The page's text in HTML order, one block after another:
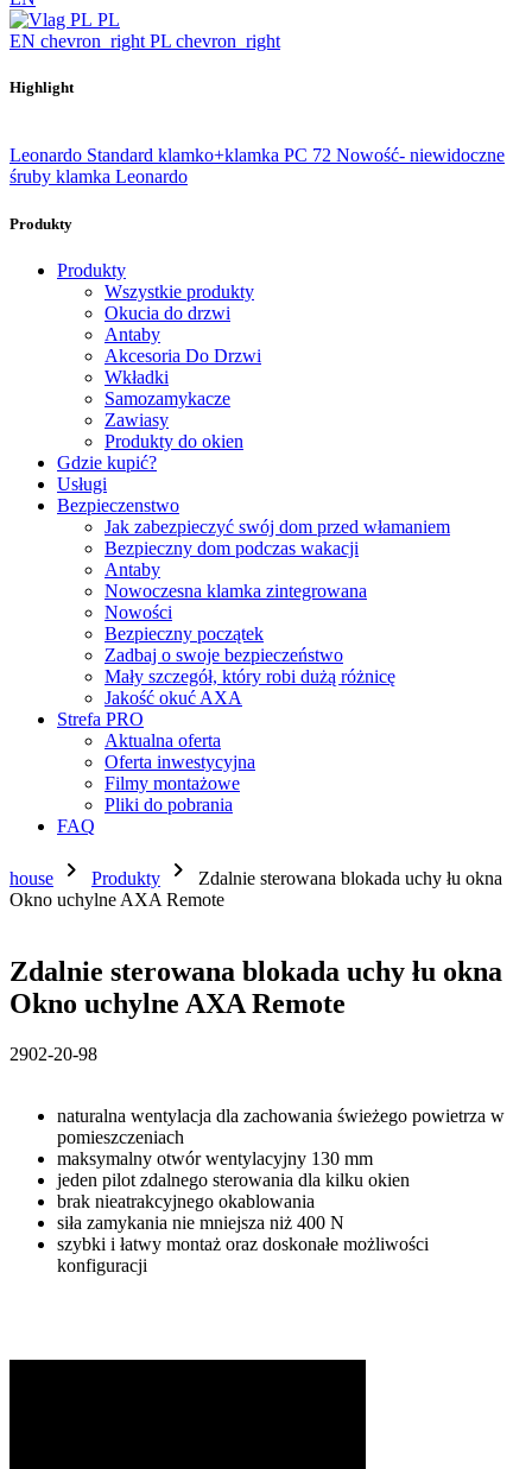
PL
EN chevron_right PL chevron_right
Highlight
Leonardo Standard klamko+klamka PC 72 Nowość- niewidoczne
śruby klamka Leonardo
Produkty
Produkty
Wszystkie produkty
Okucia do drzwi
Antaby
Akcesoria Do Drzwi
Wkładki
Samozamykacze
Zawiasy
Produkty do okien
Gdzie kupić?
Usługi
Bezpieczenstwo
Jak zabezpieczyć swój dom przed włamaniem
Bezpieczny dom podczas wakacji
Antaby
Nowoczesna klamka zintegrowana
Nowości
Bezpieczny początek
Zadbaj o swoje bezpieczeństwo
Mały szczegół, który robi dużą różnicę
Jakość okuć AXA
Strefa PRO
Aktualna oferta
Oferta inwestycyjna
Filmy montażowe
Pliki do pobrania
FAQ
house chevron_right Produkty chevron_right
Zdalnie sterowana blokada uchy łu okna
Okno uchylne AXA Remote
Zdalnie sterowana blokada uchy łu okna
Okno uchylne AXA Remote
2902-20-98
naturalna wentylacja dla zachowania świeżego powietrza w
pomieszczeniach
maksymalny otwór wentylacyjny 130 mm
jeden pilot zdalnego sterowania dla kilku okien
brak nieatrakcyjnego okablowania
siła zamykania nie mniejsza niż 400 N
szybki i łatwy montaż oraz doskonałe możliwości
konfiguracji